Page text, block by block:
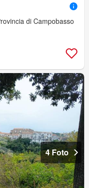
di Campobasso
4 Foto